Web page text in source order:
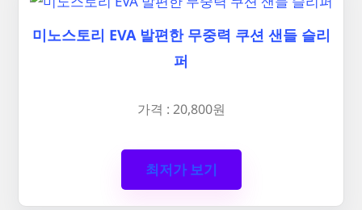
미노스토리 EVA 발편한 무중력 쿠션 샌들 슬리
퍼
가격 : 20,800원
최저가 보기